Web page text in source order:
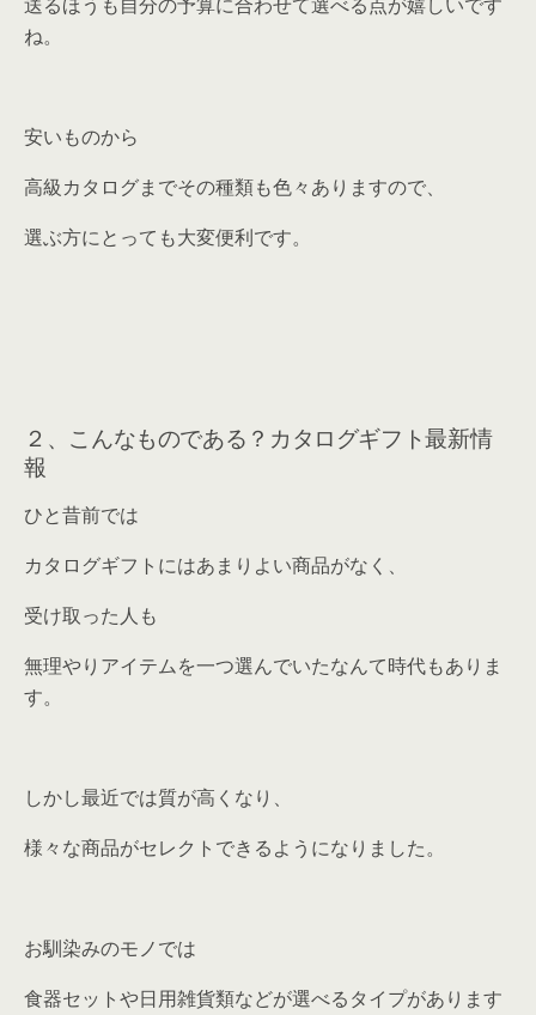
ね。
安いものから
高級カタログまでその種類も色々ありますので、
選ぶ方にとっても大変便利です。
２、こんなものである？カタログギフト最新情
報
ひと昔前では
カタログギフトにはあまりよい商品がなく、
受け取った人も
無理やりアイテムを一つ選んでいたなんて時代もありま
す。
しかし最近では質が高くなり、
様々な商品がセレクトできるようになりました。
お馴染みのモノでは
食器セットや日用雑貨類などが選べるタイプがあります